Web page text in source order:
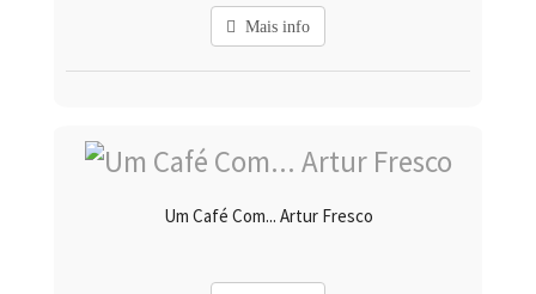
Mais info
Um Café Com... Artur Fresco